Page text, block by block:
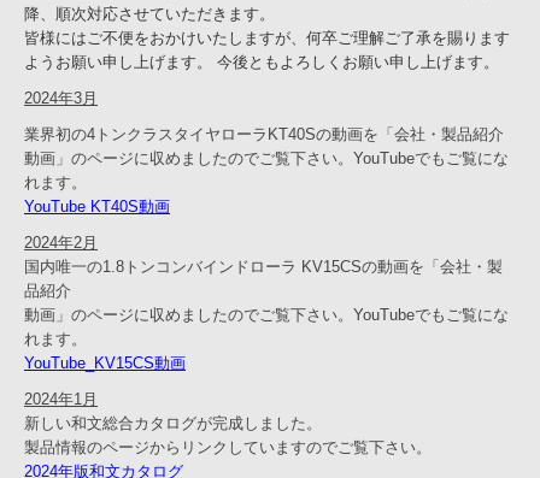
降、順次対応させていただきます。
皆様にはご不便をおかけいたしますが、何卒ご理解ご了承を賜ります
ようお願い申し上げます。 今後ともよろしくお願い申し上げます。
2024年3月
業界初の4トンクラスタイヤローラKT40Sの動画を「会社・製品紹介
動画」のページに収めましたのでご覧下さい。YouTubeでもご覧にな
れます。
YouTube KT40S動画
2024年2月
国内唯一の1.8トンコンバインドローラ KV15CSの動画を「会社・製
品紹介
動画」のページに収めましたのでご覧下さい。YouTubeでもご覧にな
れます。
YouTube_KV15CS動画
2024年1月
新しい和文総合カタログが完成しました。
製品情報のページからリンクしていますのでご覧下さい。
2024年版和文カタログ